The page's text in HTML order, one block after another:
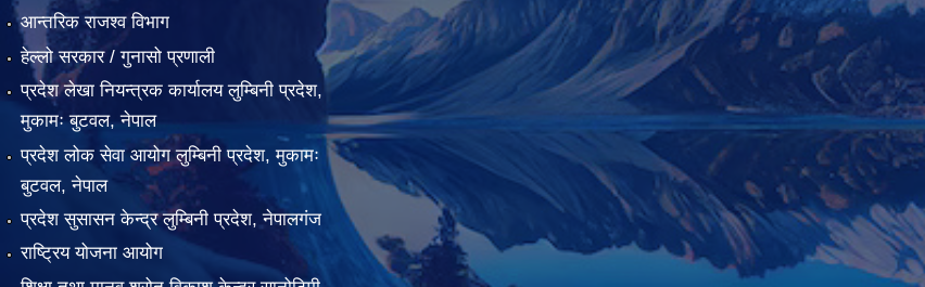
आन्तरिक राजश्व विभाग
हेल्लो सरकार / गुनासो प्रणाली
प्रदेश लेखा नियन्त्रक कार्यालय लुम्बिनी प्रदेश,
मुकामः बुटवल, नेपाल
प्रदेश लोक सेवा आयोग लुम्बिनी प्रदेश, मुकामः
बुटवल, नेपाल
प्रदेश सुसासन केन्द्र लुम्बिनी प्रदेश, नेपालगंज
राष्ट्रिय योजना आयोग